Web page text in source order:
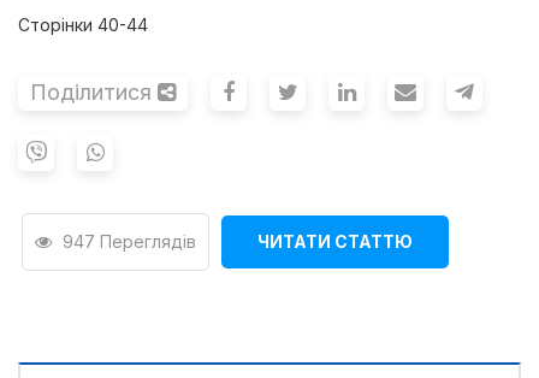
Сторінки 40-44
Поділитися
947 Переглядів ЧИТАТИ СТАТТЮ